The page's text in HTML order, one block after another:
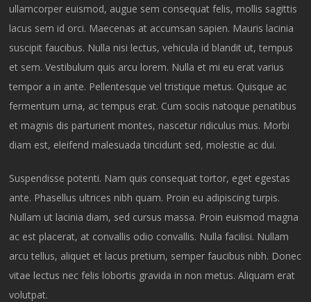
ullamcorper euismod, augue sem consequat felis, mollis sagittis
lacus sem id orci. Maecenas at accumsan sapien. Mauris lacinia
suscipit faucibus. Nulla nisi lectus, vehicula id blandit ut, tempus
et sem. Vestibulum quis arcu lorem. Nulla et mi eu erat varius
tempor a in ante. Pellentesque vel tristique metus. Quisque ac
fermentum urna, ac tempus erat. Cum sociis natoque penatibus
et magnis dis parturient montes, nascetur ridiculus mus. Morbi
diam est, eleifend malesuada tincidunt sed, molestie ac dui.
Suspendisse potenti. Nam quis consequat tortor, eget egestas
ante. Phasellus ultrices nibh quam. Proin eu adipiscing turpis.
Nullam ut lacinia diam, sed cursus massa. Proin euismod magna
ac est placerat, at convallis odio convallis. Nulla facilisi. Nullam
arcu tellus, aliquet et lacus pretium, semper faucibus nibh. Donec
vitae lectus nec felis lobortis gravida in non metus. Aliquam erat
volutpat.